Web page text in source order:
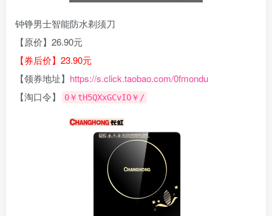
钟铮男士智能防水剃须刀
【原价】26.90元
【券后价】23.90元
【领券地址】 https://s.click.taobao.com/0fmondu
【淘口令】
0￥tH5QXxGCvIO￥/